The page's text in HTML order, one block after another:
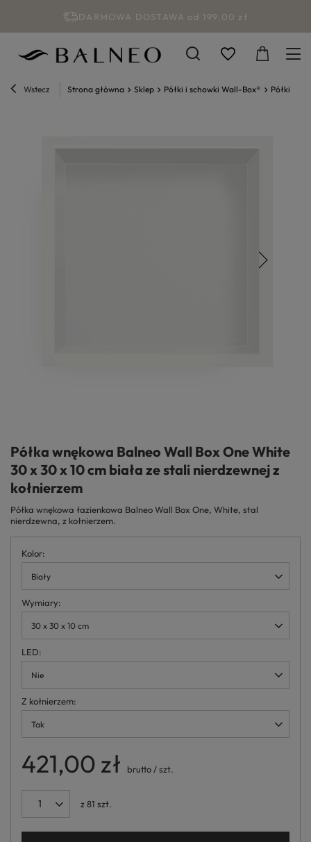
DARMOWA DOSTAWA od 199,00 zł
Wstecz Strona główna Sklep Półki i schowki Wall-Box® Półki
Półka wnękowa Balneo Wall Box One White
30 x 30 x 10 cm biała ze stali nierdzewnej z
kołnierzem
Półka wnękowa łazienkowa Balneo Wall Box One, White, stal
nierdzewna, z kołnierzem.
Kolor
Biały
Wymiary
30 x 30 x 10 cm
LED
Nie
Z kołnierzem
Tak
421,00 zł brutto /szt.
z81 szt.